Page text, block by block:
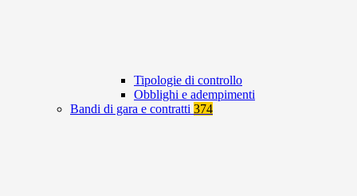
Tipologie di controllo
Obblighi e adempimenti
Bandi di gara e contratti 374